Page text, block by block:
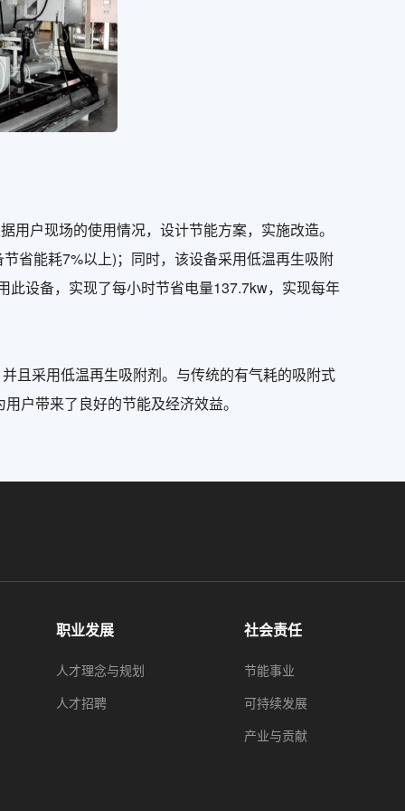
户现场的使用情况，设计节能方案，实施改造。
省能耗7%以上)；同时，该设备采用低温再生吸附
此设备，实现了每小时节省电量137.7kw，实现每年
且采用低温再生吸附剂。与传统的有气耗的吸附式
户带来了良好的节能及经济效益。
职业发展
人才理念与规划
人才招聘
社会责任
节能事业
可持续发展
产业与贡献